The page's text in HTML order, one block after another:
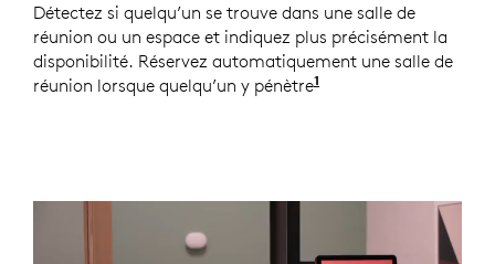
Détectez si quelqu’un se trouve dans une salle de
réunion ou un espace et indiquez plus précisément la
disponibilité. Réservez automatiquement une salle de
réunion lorsque quelqu’un y pénètre1